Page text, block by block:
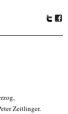
Zeitlinger.